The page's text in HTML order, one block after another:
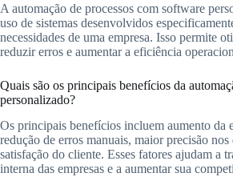
A automação de processos com software
uso de sistemas desenvolvidos
necessidades de uma empresa. Isso permite
reduzir erros e aumentar a eficiência
Quais são os principais benefícios da
personalizado?
Os principais benefícios incluem aumento da
redução de erros manuais, maior precisão
satisfação do cliente. Esses fatores ajudam a
interna das empresas e a aumentar sua